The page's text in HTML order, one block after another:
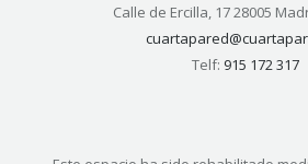
Calle de Ercilla, 17 28005
Telf: 915 172 317